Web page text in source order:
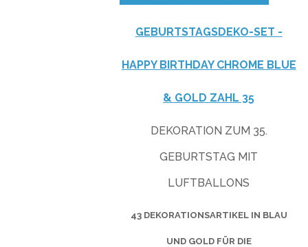
GEBURTSTAGSDEKO-SET -
HAPPY BIRTHDAY CHROME BLUE
& GOLD ZAHL 35
DEKORATION ZUM 35.
GEBURTSTAG MIT
LUFTBALLONS
43 DEKORATIONSARTIKEL IN BLAU
UND GOLD FÜR DIE